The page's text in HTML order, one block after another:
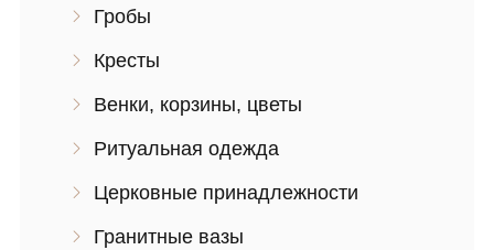
Гробы
Кресты
Венки, корзины, цветы
Ритуальная одежда
Церковные принадлежности
Гранитные вазы